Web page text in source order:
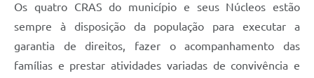
Os quatro CRAS do município e seus Núcleos estão
sempre à disposição da população para executar a
garantia de direitos, fazer o acompanhamento das
famílias e prestar atividades variadas de convivência e